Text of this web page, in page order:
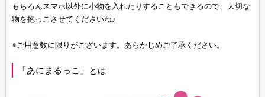
もちろんスマホ以外に小物を入れたりすることもできるので、大切な
物を抱っこさせてくださいね♪
※ご用意数に限りがございます。あらかじめご了承ください。
「あにまるっこ」とは